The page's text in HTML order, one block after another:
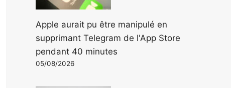
Apple aurait pu être manipulé en
supprimant Telegram de l'App Store
pendant 40 minutes
05/08/2026